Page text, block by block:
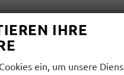
IHRE
ein, um unsere